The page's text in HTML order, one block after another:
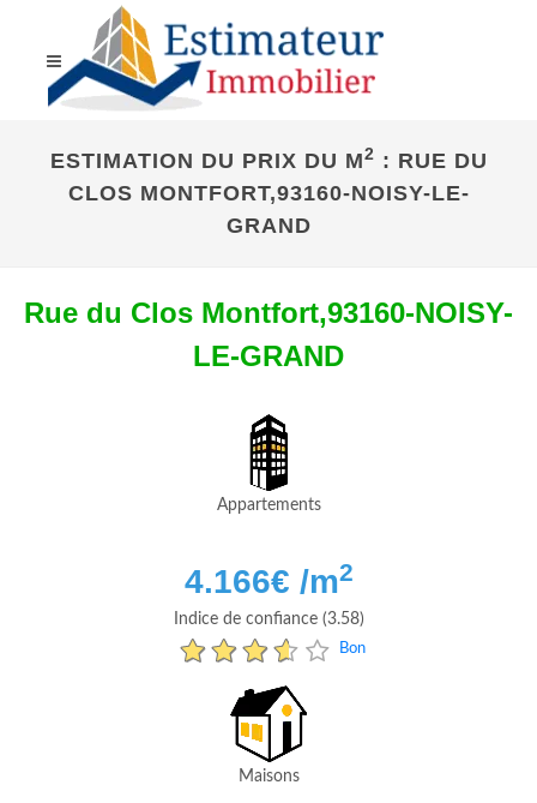
ESTIMATION DU PRIX DU M2 : RUE DU
CLOS MONTFORT,93160-NOISY-LE-
GRAND
Rue du Clos Montfort,93160-NOISY-
LE-GRAND
Appartements
4.166€ /m2
Indice de confiance (3.58)
Bon
Maisons